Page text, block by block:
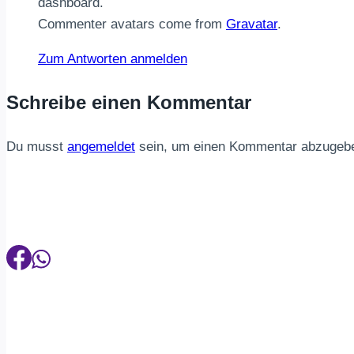
Commenter avatars come from Gravatar.
Zum Antworten anmelden
Schreibe einen Kommentar
Du musst angemeldet sein, um einen Kommentar